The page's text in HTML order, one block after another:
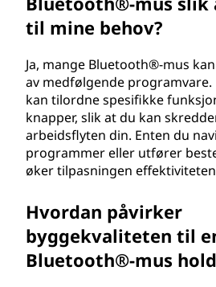
til mine behov?
Ja, mange Bluetooth®-mus
av medfølgende
kan tilordne spesifikke
knapper, slik at du kan
arbeidsflyten din. Enten du
programmer eller utfører
øker tilpasningen
Hvordan påvirker
byggekvaliteten til
Bluetooth®-mus